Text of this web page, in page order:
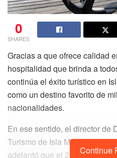
0
SHARES
Gracias a que ofrece calidad
hospitalidad que brinda a
continúa el éxito turístico en
como un destino favorito de
nacionalidades.
En ese sentido, el director de
Turismo de Isla Mujeres,
adelantó que el 2023 será
Continue